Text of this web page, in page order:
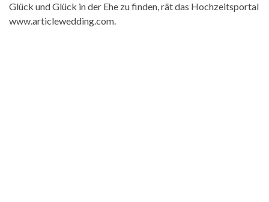
Glück und Glück in der Ehe zu finden, rät das Hochzeitsportal
www.articlewedding.com.